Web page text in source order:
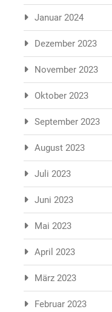
Januar 2024
Dezember 2023
November 2023
Oktober 2023
September 2023
August 2023
Juli 2023
Juni 2023
Mai 2023
April 2023
März 2023
Februar 2023